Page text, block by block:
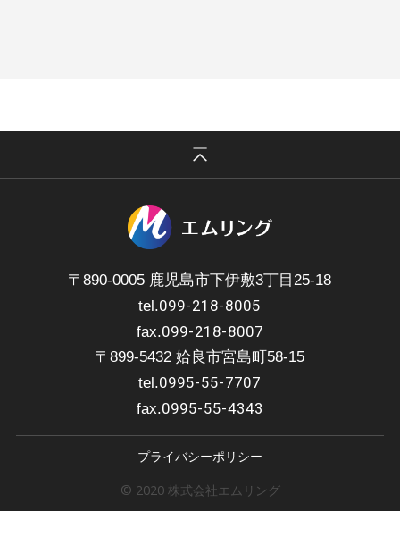
〒890-0005 鹿児島市下伊敷3丁目25-18
tel.099-218-8005
fax.099-218-8007
〒899-5432 姶良市宮島町58-15
tel.0995-55-7707
fax.0995-55-4343
プライバシーポリシー
© 2020 株式会社エムリング